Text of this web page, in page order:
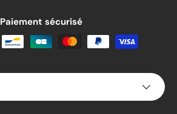
Paiement sécurisé